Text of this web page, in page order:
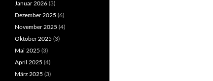
Januar 2026 (3)
Dezember 2025 (6)
November 2025 (4)
Oktober 2025 (3)
Mai 2025 (3)
April 2025 (4)
März 2025 (3)